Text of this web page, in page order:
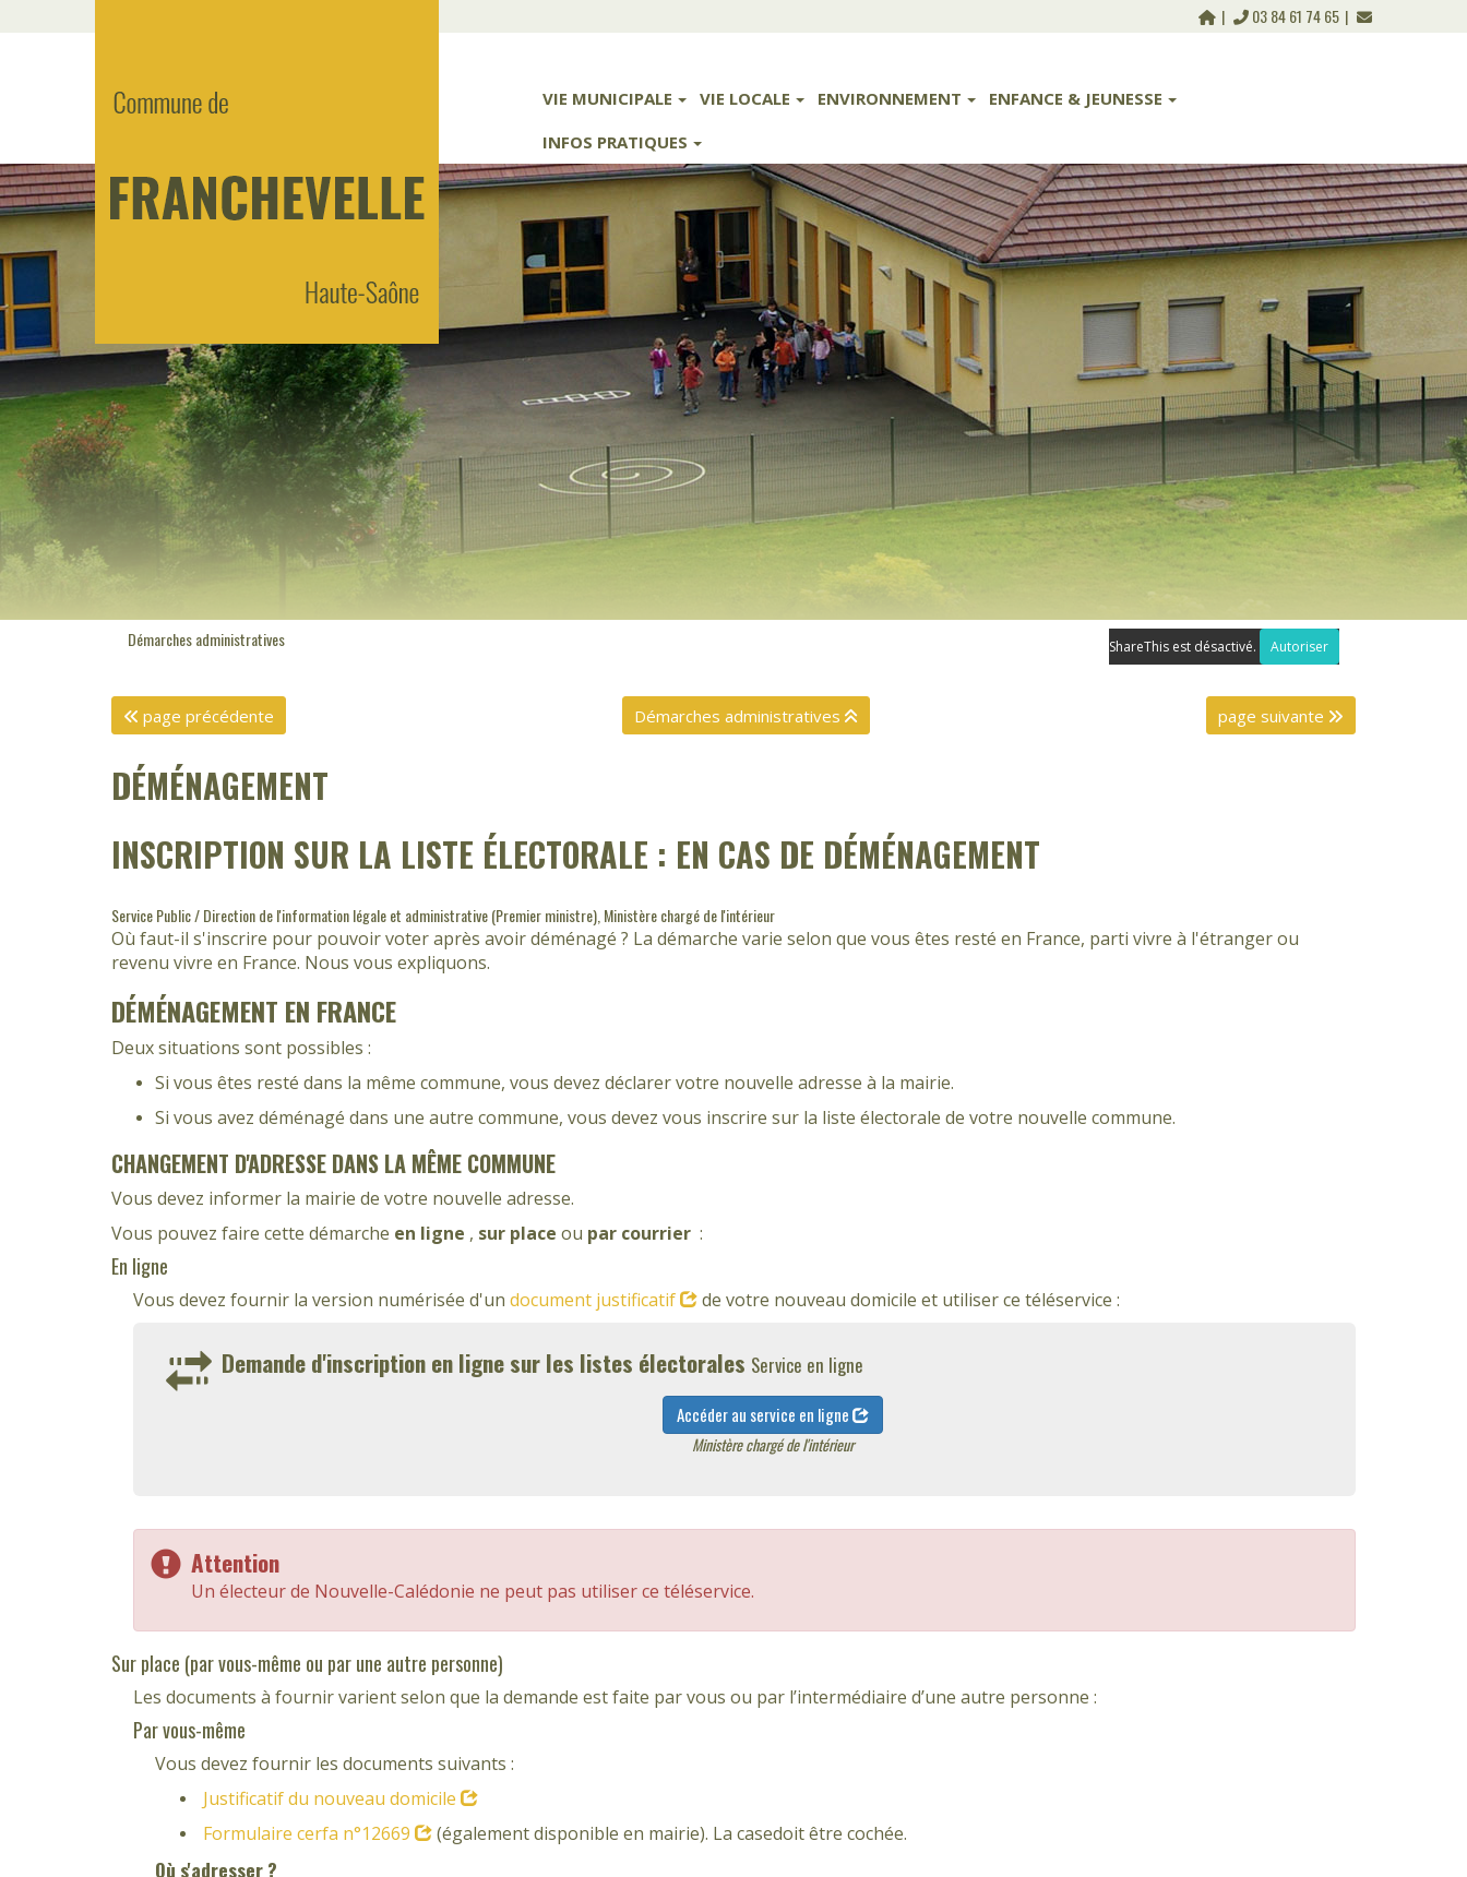
03 84 61 74 65
VIE MUNICIPALE VIE LOCALE ENVIRONNEMENT
ENFANCE & JEUNESSE
INFOS PRATIQUES
ShareThis est désactivé. Autoriser
Démarches administratives
page précédente Démarches administratives page suivante
DÉMÉNAGEMENT
INSCRIPTION SUR LA LISTE ÉLECTORALE : EN CAS DE DÉMÉNAGEMENT
Service Public / Direction de l'information légale et administrative (Premier ministre), Ministère chargé de l'intérieur
Où faut-il s'inscrire pour pouvoir voter après avoir déménagé ? La démarche varie selon que vous êtes resté en France, parti vivre à l'étranger ou
revenu vivre en France. Nous vous expliquons.
DÉMÉNAGEMENT EN FRANCE
Deux situations sont possibles :
Si vous êtes resté dans la même commune, vous devez déclarer votre nouvelle adresse à la mairie.
Si vous avez déménagé dans une autre commune, vous devez vous inscrire sur la liste électorale de votre nouvelle commune.
CHANGEMENT D'ADRESSE DANS LA MÊME COMMUNE
Vous devez informer la mairie de votre nouvelle adresse.
Vous pouvez faire cette démarche en ligne , sur place ou par courrier :
En ligne
Vous devez fournir la version numérisée d'un document justificatif de votre nouveau domicile et utiliser ce téléservice :
Demande d'inscription en ligne sur les listes électorales Service en ligne
Accéder au service en ligne
Ministère chargé de l'intérieur
Attention
Un électeur de Nouvelle-Calédonie ne peut pas utiliser ce téléservice.
Sur place (par vous-même ou par une autre personne)
Les documents à fournir varient selon que la demande est faite par vous ou par l’intermédiaire d’une autre personne :
Par vous-même
Vous devez fournir les documents suivants :
Justificatif du nouveau domicile
Formulaire cerfa n°12669
(également disponible en mairie). La casedoit être cochée.
Où s'adresser ?